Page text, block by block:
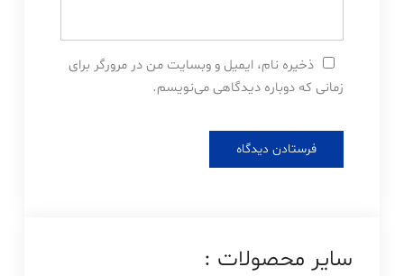
ذخیره نام، ایمیل و وبسایت من در مرورگر برای
زمانی که دوباره دیدگاهی می‌نویسم.
سایر محصولات :